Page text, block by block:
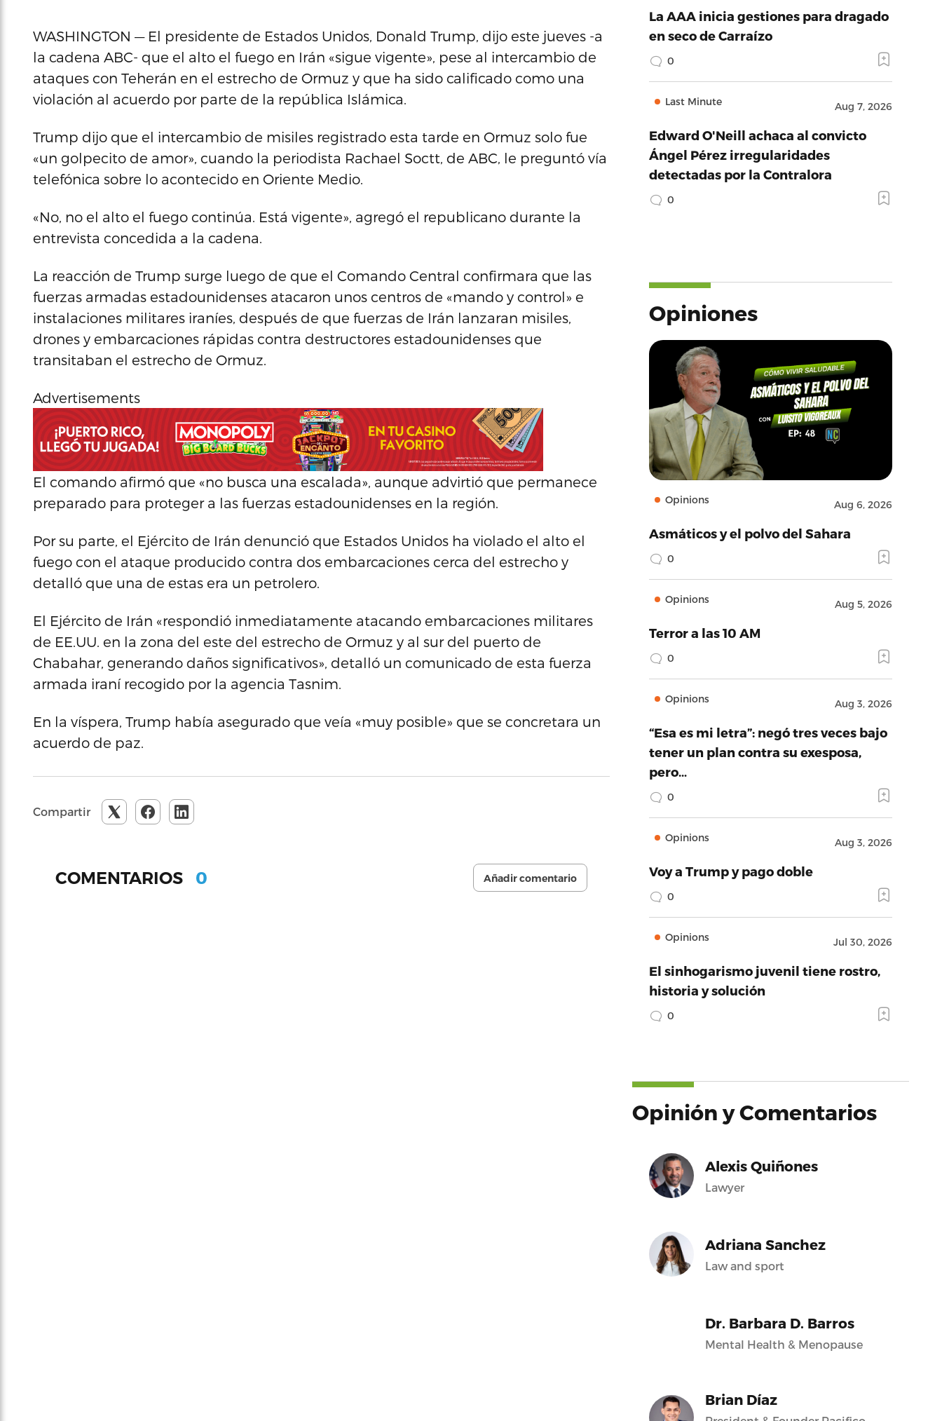
WASHINGTON — El presidente de Estados Unidos, Donald Trump, dijo este jueves -a
la cadena ABC- que el alto el fuego en Irán «sigue vigente», pese al intercambio de
ataques con Teherán en el estrecho de Ormuz y que ha sido calificado como una
violación al acuerdo por parte de la república Islámica.
Trump dijo que el intercambio de misiles registrado esta tarde en Ormuz solo fue
«un golpecito de amor», cuando la periodista Rachael Soctt, de ABC, le preguntó vía
telefónica sobre lo acontecido en Oriente Medio.
«No, no el alto el fuego continúa. Está vigente», agregó el republicano durante la
entrevista concedida a la cadena.
La reacción de Trump surge luego de que el Comando Central confirmara que las
fuerzas armadas estadounidenses atacaron unos centros de «mando y control» e
instalaciones militares iraníes, después de que fuerzas de Irán lanzaran misiles,
drones y embarcaciones rápidas contra destructores estadounidenses que
transitaban el estrecho de Ormuz.
Advertisements
El comando afirmó que «no busca una escalada», aunque advirtió que permanece
preparado para proteger a las fuerzas estadounidenses en la región.
Por su parte, el Ejército de Irán denunció que Estados Unidos ha violado el alto el
fuego con el ataque producido contra dos embarcaciones cerca del estrecho y
detalló que una de estas era un petrolero.
El Ejército de Irán «respondió inmediatamente atacando embarcaciones militares
de EE.UU. en la zona del este del estrecho de Ormuz y al sur del puerto de
Chabahar, generando daños significativos», detalló un comunicado de esta fuerza
armada iraní recogido por la agencia Tasnim.
En la víspera, Trump había asegurado que veía «muy posible» que se concretara un
acuerdo de paz.
Compartir
COMENTARIOS 0 Añadir comentario
La AAA inicia gestiones para dragado
en seco de Carraízo
0
Last Minute Aug 7, 2026
Edward O'Neill achaca al convicto
Ángel Pérez irregularidades
detectadas por la Contralora
0
Opiniones
Opinions Aug 6, 2026
Asmáticos y el polvo del Sahara
0
Opinions Aug 5, 2026
Terror a las 10 AM
0
Opinions Aug 3, 2026
“Esa es mi letra”: negó tres veces bajo
tener un plan contra su exesposa,
pero…
0
Opinions Aug 3, 2026
Voy a Trump y pago doble
0
Opinions Jul 30, 2026
El sinhogarismo juvenil tiene rostro,
historia y solución
0
Opinión y Comentarios
Alexis Quiñones
Lawyer
Adriana Sanchez
Law and sport
Dr. Barbara D. Barros
Mental Health & Menopause
Brian Díaz